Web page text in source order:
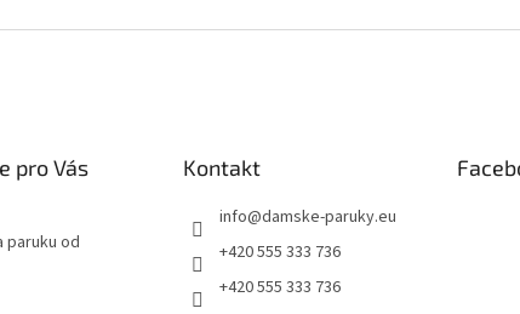
pro Vás
paruku od
Kontakt
info@damske-paruky.eu
+420 555 333 736
+420 555 333 736